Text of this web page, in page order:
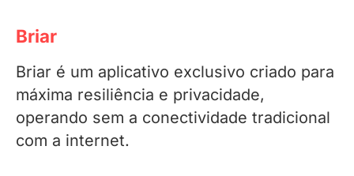
Briar
Briar é um aplicativo exclusivo criado para
máxima resiliência e privacidade,
operando sem a conectividade tradicional
com a internet.